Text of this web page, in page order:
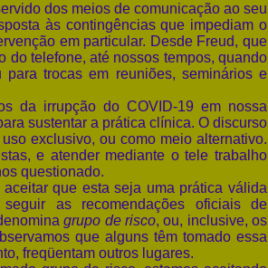
dos meios de comunicação ao seu
às contingências que impediam o
em particular. Desde Freud, que
do telefone, até nossos tempos, quando
trocas em reuniões, seminários e
irrupção do COVID-19 em nossa
sustentar a prática clínica. O discurso
exclusivo, ou como meio alternativo.
e atender mediante o tele trabalho
questionado.
que esta seja uma prática válida
as recomendações oficiais de
grupo de risco, ou, inclusive, os
que alguns têm tomado essa
freqüentam outros lugares.